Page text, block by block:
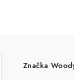
Značka